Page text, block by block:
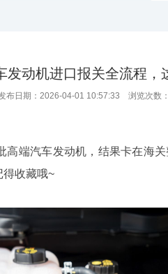
发动机进口报关全流程，
布日期：2026-04-01 10:57:33 浏览次数
端汽车发动机，结果卡在海关
得收藏哦~